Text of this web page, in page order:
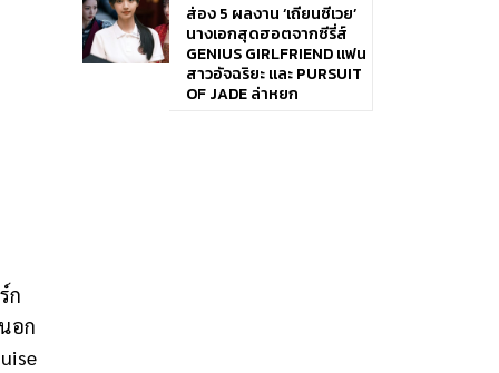
ก
อก
ส่อง 5 ผลงาน ‘เถียนซีเวย’
นางเอกสุดฮอตจากซีรี่ส์
GENIUS GIRLFRIEND แฟน
สาวอัจฉริยะ และ PURSUIT
OF JADE ล่าหยก